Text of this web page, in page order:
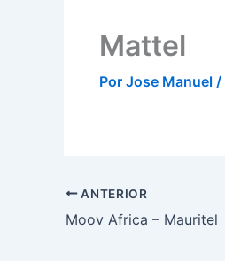
Mattel
Por Jose Manuel /
ANTERIOR
Moov Africa – Mauritel